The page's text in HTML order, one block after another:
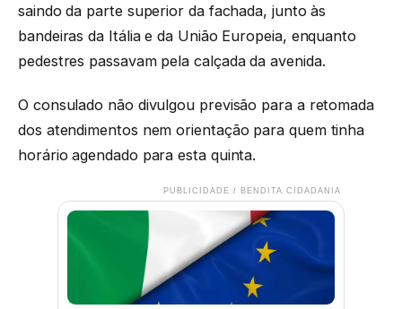
saindo da parte superior da fachada, junto às
bandeiras da Itália e da União Europeia, enquanto
pedestres passavam pela calçada da avenida.
O consulado não divulgou previsão para a retomada
dos atendimentos nem orientação para quem tinha
horário agendado para esta quinta.
PUBLICIDADE / BENDITA CIDADANIA